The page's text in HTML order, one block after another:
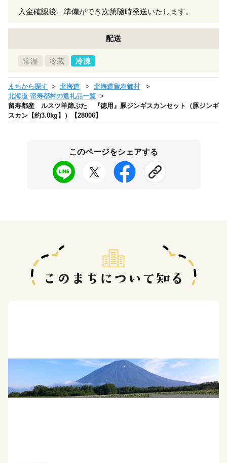
入金確認後、準備ができ次第随時発送いたします。
配送
常温 冷蔵 冷凍
まちから探す 北海道
北海道留寿都村
北海道 留寿都村の返礼品一覧
留寿都産 ルスツ羊蹄ぶた 『徳用』豚ジンギスカンセット（豚ジンギ
スカン【約3.0kg】）【28006】
このページをシェアする